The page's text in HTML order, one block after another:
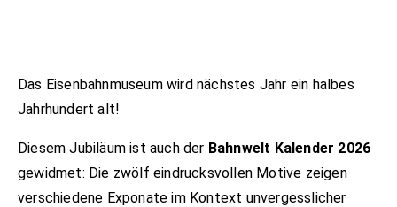
Das Eisenbahnmuseum wird nächstes Jahr ein halbes
Jahrhundert alt!
Diesem Jubiläum ist auch der Bahnwelt Kalender 2026
gewidmet: Die zwölf eindrucksvollen Motive zeigen
verschiedene Exponate im Kontext unvergesslicher